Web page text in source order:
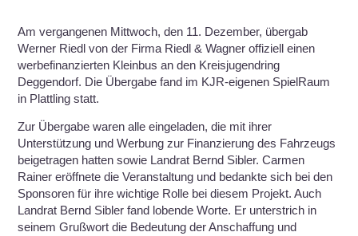
Am vergangenen Mittwoch, den 11. Dezember, übergab
Werner Riedl von der Firma Riedl & Wagner offiziell einen
werbefinanzierten Kleinbus an den Kreisjugendring
Deggendorf. Die Übergabe fand im KJR-eigenen SpielRaum
in Plattling statt.
Zur Übergabe waren alle eingeladen, die mit ihrer
Unterstützung und Werbung zur Finanzierung des Fahrzeugs
beigetragen hatten sowie Landrat Bernd Sibler. Carmen
Rainer eröffnete die Veranstaltung und bedankte sich bei den
Sponsoren für ihre wichtige Rolle bei diesem Projekt. Auch
Landrat Bernd Sibler fand lobende Worte. Er unterstrich in
seinem Grußwort die Bedeutung der Anschaffung und